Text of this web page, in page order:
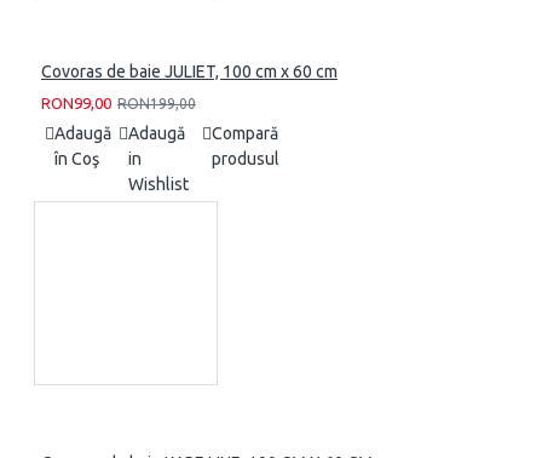
Covoras de baie JULIET, 100 cm x 60 cm
RON99,00 RON199,00
Adaugă
în Coş
Adaugă
in
Wishlist
Compară
produsul